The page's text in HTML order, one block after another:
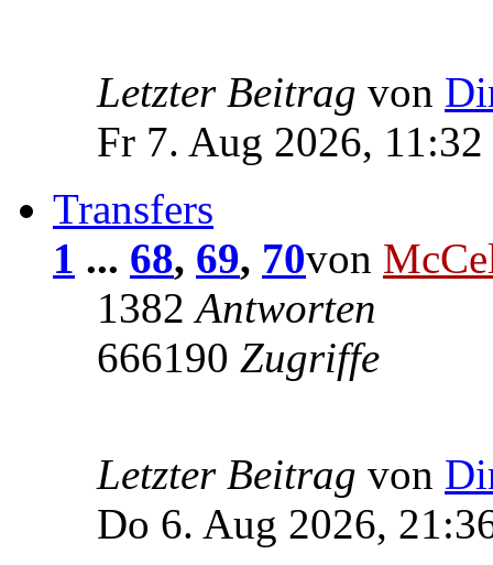
Letzter Beitrag von
Fr 7. Aug 2026, 11:32
Transfers
1 ... 68, 69, 70von
1382Antworten
666190 Zugriffe
Letzter Beitrag von
Do 6. Aug 2026,